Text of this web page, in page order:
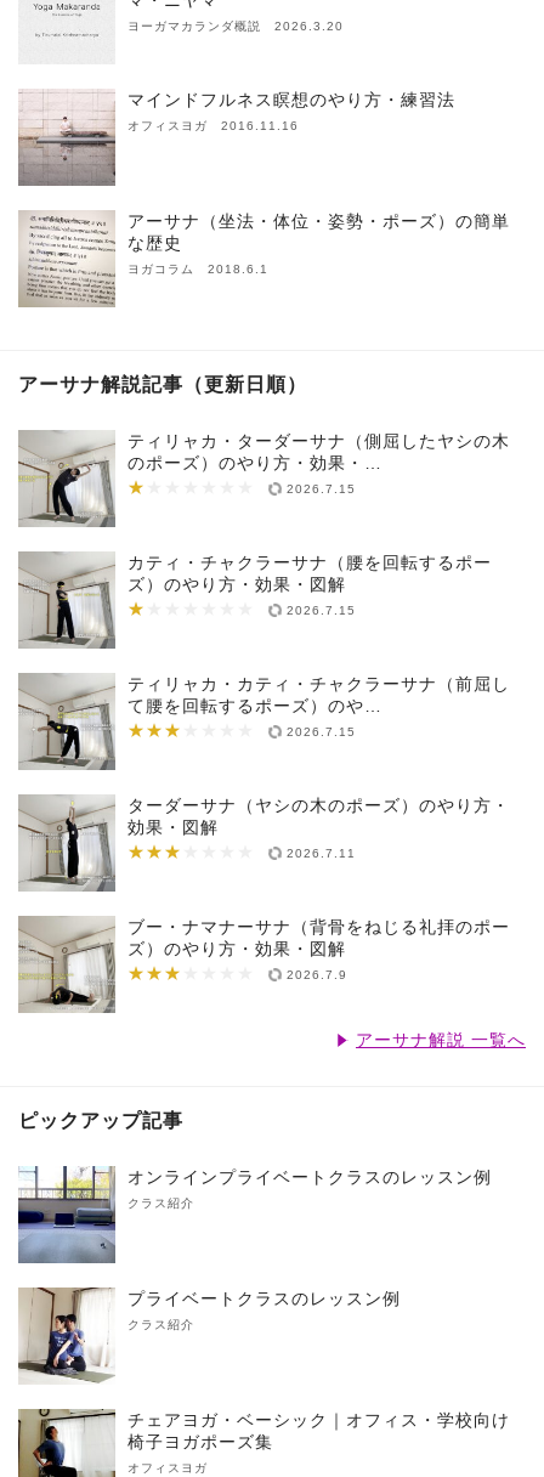
ヨーガマカランダ概説 2026.3.20
マインドフルネス瞑想のやり方・練習法
オフィスヨガ 2016.11.16
アーサナ（坐法・体位・姿勢・ポーズ）の簡単
な歴史
ヨガコラム 2018.6.1
アーサナ解説記事（更新日順）
ティリャカ・ターダーサナ（側屈したヤシの木
のポーズ）のやり方・効果・…
★
★★★★★★★ 2026.7.15
カティ・チャクラーサナ（腰を回転するポー
ズ）のやり方・効果・図解
★
★★★★★★★ 2026.7.15
ティリャカ・カティ・チャクラーサナ（前屈し
て腰を回転するポーズ）のや…
★★★
★★★★★★★ 2026.7.15
ターダーサナ（ヤシの木のポーズ）のやり方・
効果・図解
★★★
★★★★★★★ 2026.7.11
ブー・ナマナーサナ（背骨をねじる礼拝のポー
ズ）のやり方・効果・図解
★★★
★★★★★★★ 2026.7.9
アーサナ解説 一覧へ
ピックアップ記事
オンラインプライベートクラスのレッスン例
クラス紹介
プライベートクラスのレッスン例
クラス紹介
チェアヨガ・ベーシック｜オフィス・学校向け
椅子ヨガポーズ集
オフィスヨガ